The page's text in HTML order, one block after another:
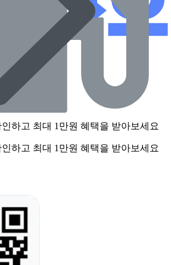
하고 최대 1만원 혜택을 받아보세요
하고 최대 1만원 혜택을 받아보세요